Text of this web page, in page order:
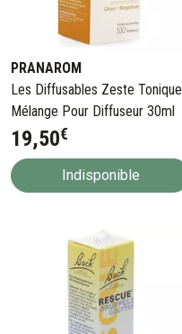
PRANAROM
Les Diffusables Zeste Tonique
Mélange Pour Diffuseur 30ml
19,50€
Indisponible